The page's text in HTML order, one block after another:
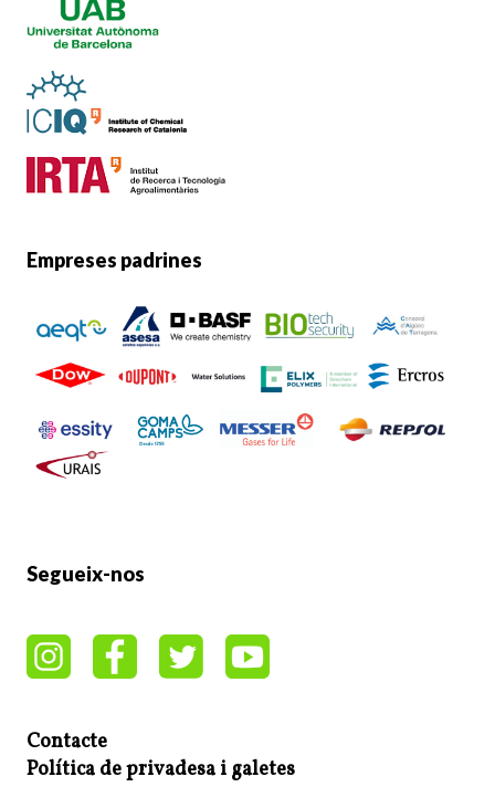
Empreses padrines
Segueix-nos
Contacte
Política de privadesa i galetes